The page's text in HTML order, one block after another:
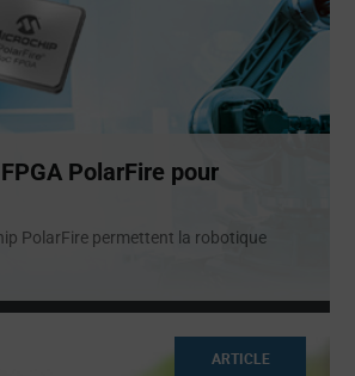
PolarFire pour
PolarFire permettent la robotique
ARTICLE